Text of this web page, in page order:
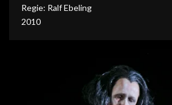
Regie: Ralf Ebeling
2010